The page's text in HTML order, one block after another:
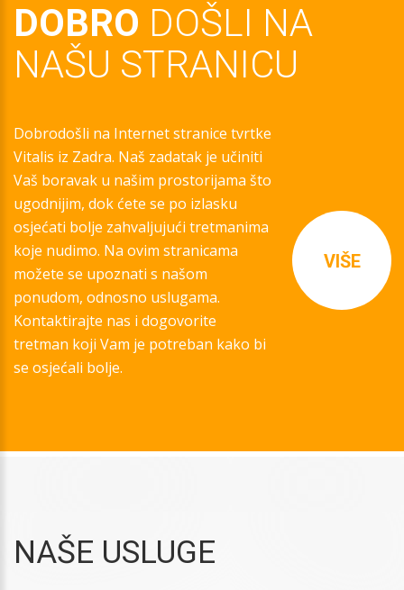
DOBRO DOŠLI NA
NAŠU STRANICU
Dobrodošli na Internet stranice tvrtke
Vitalis iz Zadra. Naš zadatak je učiniti
Vaš boravak u našim prostorijama što
ugodnijim, dok ćete se po izlasku
osjećati bolje zahvaljujući tretmanima
koje nudimo. Na ovim stranicama
možete se upoznati s našom
ponudom, odnosno uslugama.
Kontaktirajte nas i dogovorite
tretman koji Vam je potreban kako bi
se osjećali bolje.
VIŠE
NAŠE USLUGE